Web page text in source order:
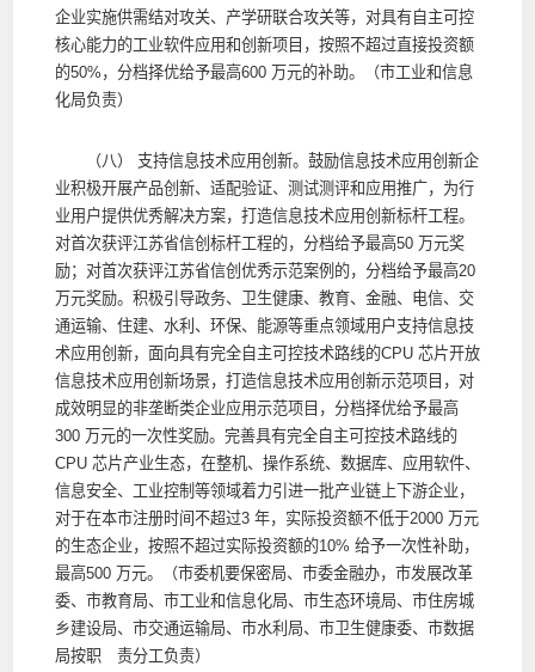
企业实施供需结对攻关、产学研联合攻关等，对具有自主可控
核心能力的工业软件应用和创新项目，按照不超过直接投资额
的50%，分档择优给予最高600 万元的补助。（市工业和信息
化局负责）
（八） 支持信息技术应用创新。鼓励信息技术应用创新企
业积极开展产品创新、适配验证、测试测评和应用推广，为行
业用户提供优秀解决方案，打造信息技术应用创新标杆工程。
对首次获评江苏省信创标杆工程的，分档给予最高50 万元奖
励；对首次获评江苏省信创优秀示范案例的，分档给予最高20
万元奖励。积极引导政务、卫生健康、教育、金融、电信、交
通运输、住建、水利、环保、能源等重点领域用户支持信息技
术应用创新，面向具有完全自主可控技术路线的CPU 芯片开放
信息技术应用创新场景，打造信息技术应用创新示范项目，对
成效明显的非垄断类企业应用示范项目，分档择优给予最高
300 万元的一次性奖励。完善具有完全自主可控技术路线的
CPU 芯片产业生态，在整机、操作系统、数据库、应用软件、
信息安全、工业控制等领域着力引进一批产业链上下游企业，
对于在本市注册时间不超过3 年，实际投资额不低于2000 万元
的生态企业，按照不超过实际投资额的10% 给予一次性补助，
最高500 万元。（市委机要保密局、市委金融办，市发展改革
委、市教育局、市工业和信息化局、市生态环境局、市住房城
乡建设局、市交通运输局、市水利局、市卫生健康委、市数据
局按职 责分工负责）